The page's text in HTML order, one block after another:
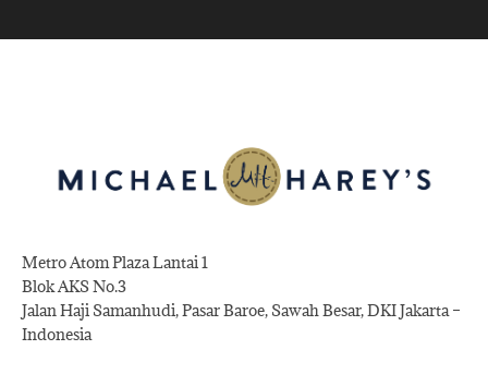
Metro Atom Plaza Lantai 1
Blok AKS No.3
Jalan Haji Samanhudi, Pasar Baroe, Sawah Besar, DKI Jakarta –
Indonesia